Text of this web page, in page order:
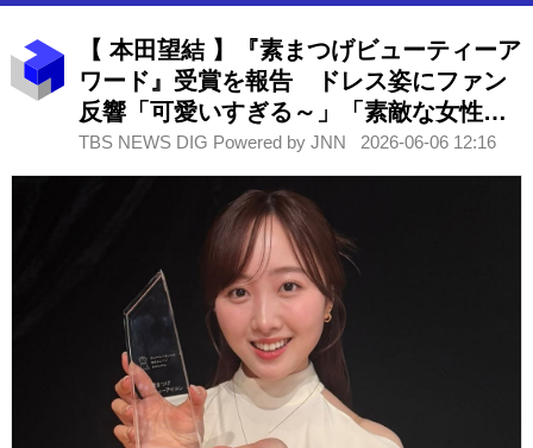
【 本田望結 】『素まつげビューティーア
ワード』受賞を報告 ドレス姿にファン
反響「可愛いすぎる～」「素敵な女性に
なりましたね！」
TBS NEWS DIG Powered by JNN 2026-06-06 12:16